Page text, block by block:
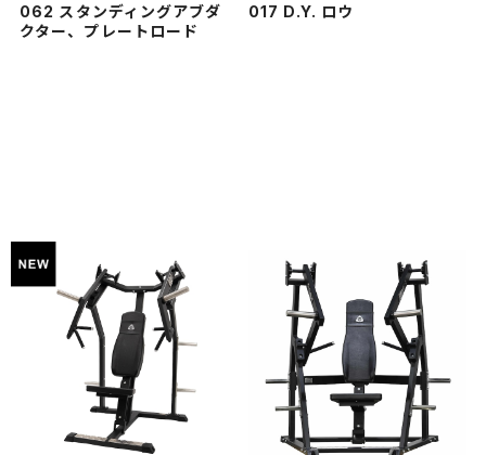
062 スタンディングアブダ
クター、プレートロード
017 D.Y. ロウ